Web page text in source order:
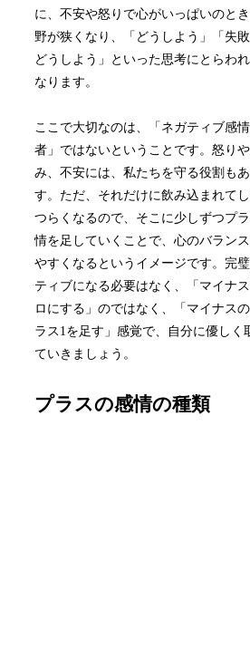
に、不安や怒りで心がいっぱいのと
野が狭くなり、「どうしよう」「失
どうしよう」といった思考にとらわれ
なります。
ここで大切なのは、「ネガティブ感
者」ではないということです。怒り
み、不安には、私たちを守る役割も
す。ただ、それだけに飲み込まれて
つらくなるので、そこに少しずつプ
情を足していくことで、心のバラン
やすくなるというイメージです。完
ティブになる必要はなく、「マイナ
ロにする」のではなく、「マイナス
ラス1を足す」感覚で、自分に優しく
ていきましょう。
プラスの感情の種類